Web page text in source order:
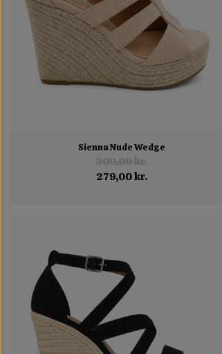
Sienna Nude Wedge
300,00 kr.
279,00 kr.